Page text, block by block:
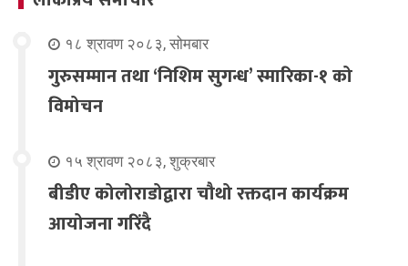
१८ श्रावण २०८३, सोमबार
गुरुसम्मान तथा ‘निशिम सुगन्ध’ स्मारिका-१ को
विमोचन
१५ श्रावण २०८३, शुक्रबार
बीडीए कोलोराडोद्वारा चौथो रक्तदान कार्यक्रम
आयोजना गरिंदै